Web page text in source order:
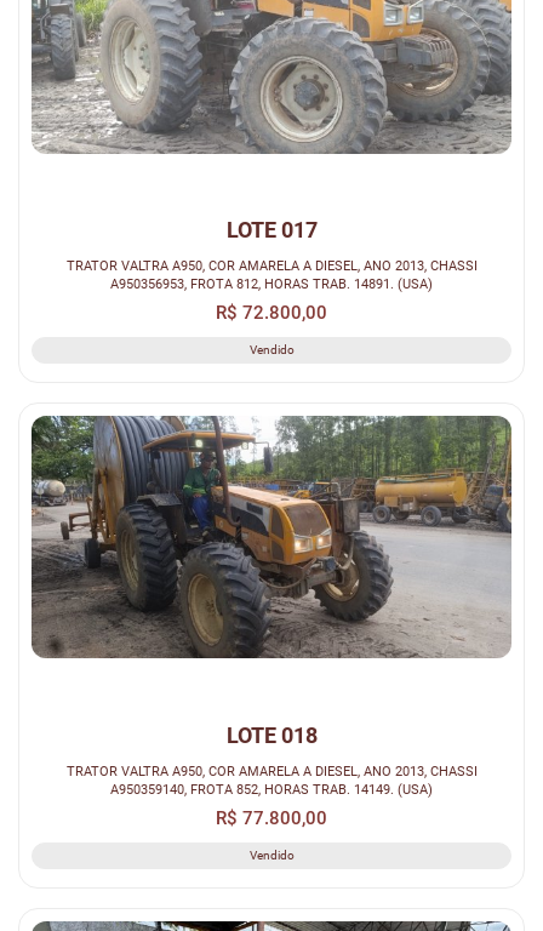
LOTE 017
TRATOR VALTRA A950, COR AMARELA A DIESEL, ANO 2013, CHASSI
A950356953, FROTA 812, HORAS TRAB. 14891. (USA)
R$ 72.800,00
Vendido
LOTE 018
TRATOR VALTRA A950, COR AMARELA A DIESEL, ANO 2013, CHASSI
A950359140, FROTA 852, HORAS TRAB. 14149. (USA)
R$ 77.800,00
Vendido